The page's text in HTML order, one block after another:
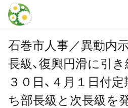
本文に飛ぶ
石巻市人事／異動内
長級、復興円滑に引
３０日、４月１日付
ち部長級と次長級を